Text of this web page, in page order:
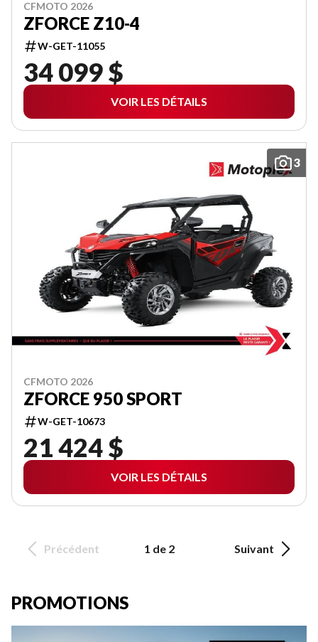
CFMOTO 2026
ZFORCE Z10-4
W-GET-11055
34 099 $
VOIR LES DÉTAILS
3
CFMOTO 2026
ZFORCE 950 SPORT
W-GET-10673
21 424 $
VOIR LES DÉTAILS
Précédent 1 de 2 Suivant
PROMOTIONS